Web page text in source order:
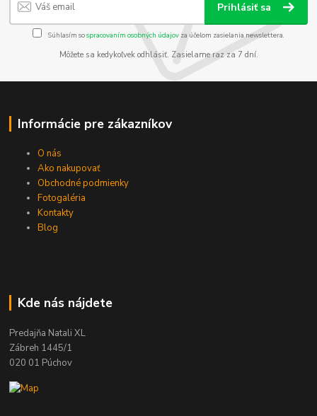
Prihlásiť sa
Súhlasím sospracovaním osobných údajov za účelom zasielania newslettera.
Môžete sa kedykoľvek odhlásiť. Zasielame raz za 7 dní.
Informácie pre zákazníkov
O nás
Ako nakupovať
Obchodné podmienky
Fotogaléria
Kontakty
Blog
Kde nás nájdete
Predajňa Natali XL
Zábreh 1445/1
020 01 Púchov